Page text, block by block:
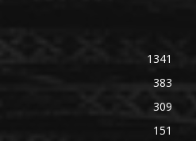
1341
383
309
151